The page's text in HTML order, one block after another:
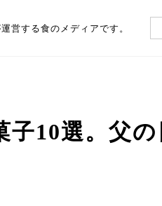
営する食のメディアです。
子10選。父